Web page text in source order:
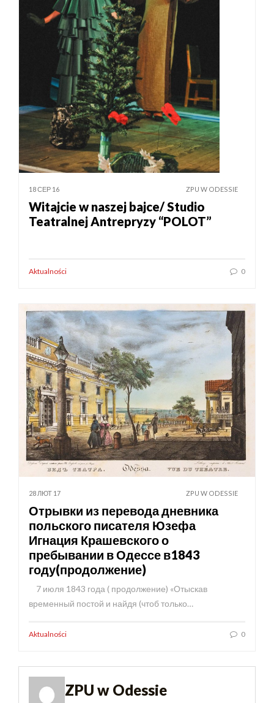
18 СЕР 16 ZPU W ODESSIE
Witajcie w naszej bajce/ Studio
Teatralnej Antrepryzy “POLOT”
Aktualności 0
28 ЛЮТ 17 ZPU W ODESSIE
Отрывки из перевода дневника
польского писателя Юзефа
Игнация Крашевского о
пребывании в Одессе в1843
году(продолжение)
7 июля 1843 года ( продолжение) «Отыскав
временный постой и найдя (чтоб только…
Aktualności 0
ZPU w Odessie